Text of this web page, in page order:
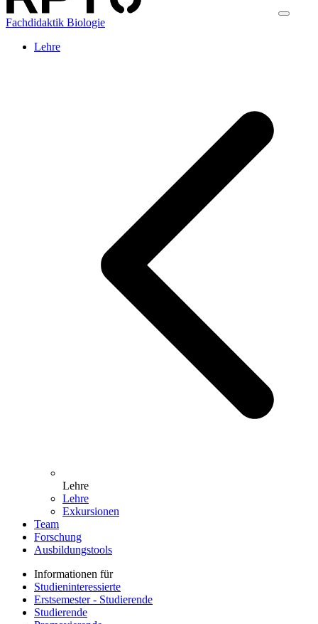
Fachdidaktik Biologie
Lehre
Lehre
Lehre
Exkursionen
Team
Forschung
Ausbildungstools
Informationen für
Studieninteressierte
Erstsemester - Studierende
Studierende